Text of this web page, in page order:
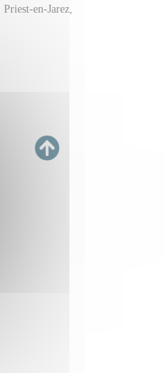
en-Jarez,